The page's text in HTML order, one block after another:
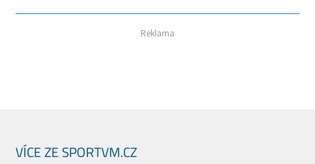
Reklama
VÍCE ZE SPORTVM.CZ